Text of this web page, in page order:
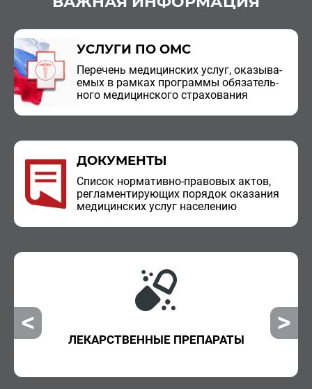
УСЛУГИ ПО ОМС
Пе­ре­чень ме­ди­цин­ских услуг, ока­зы­ва­
е­мых в рам­ках про­грам­мы обя­за­тель­
но­го ме­ди­цин­ско­го стра­хо­ва­ния
ДОКУМЕНТЫ
Спи­сок нор­ма­тив­но-пра­во­вых актов,
ре­гла­мен­ти­ру­ю­щих по­ря­док ока­за­ния
ме­ди­цин­ских услуг на­се­ле­нию
ЛЕКАРСТВЕННЫЕ ПРЕПАРАТЫ